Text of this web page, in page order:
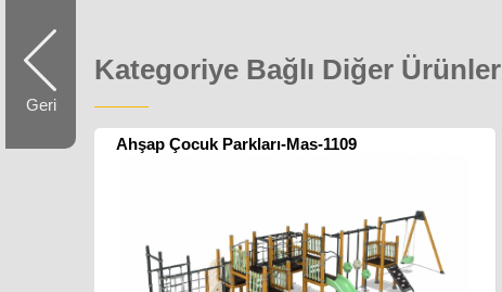
Geri
Kategoriye Bağlı Diğer Ürünler
Ahşap Çocuk Parkları-Mas-1109